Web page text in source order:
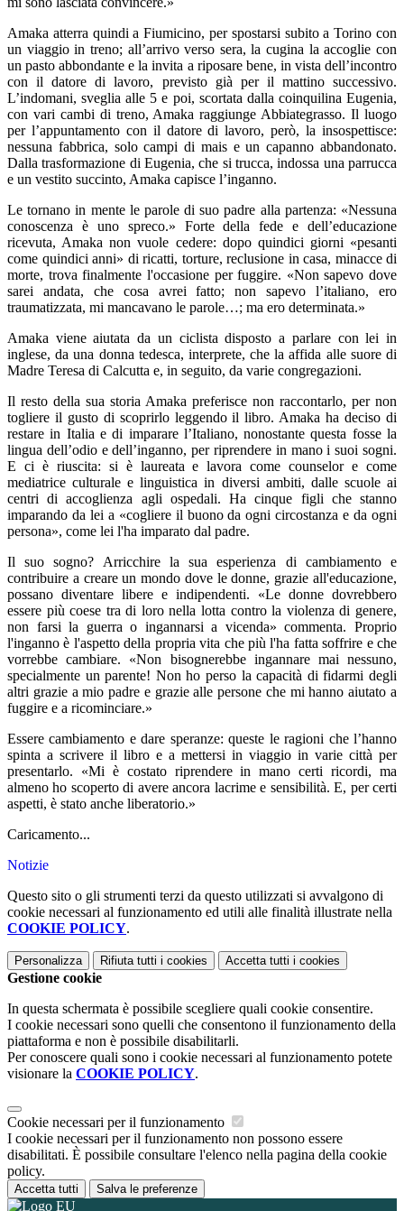
Amaka atterra quindi a Fiumicino, per spostarsi subito a Torino con
un viaggio in treno; all’arrivo verso sera, la cugina la accoglie con
un pasto abbondante e la invita a riposare bene, in vista dell’incontro
con il datore di lavoro, previsto già per il mattino successivo.
L’indomani, sveglia alle 5 e poi, scortata dalla coinquilina Eugenia,
con vari cambi di treno, Amaka raggiunge Abbiategrasso. Il luogo
per l’appuntamento con il datore di lavoro, però, la insospettisce:
nessuna fabbrica, solo campi di mais e un capanno abbandonato.
Dalla trasformazione di Eugenia, che si trucca, indossa una parrucca
e un vestito succinto, Amaka capisce l’inganno.
Le tornano in mente le parole di suo padre alla partenza: «Nessuna
conoscenza è uno spreco.» Forte della fede e dell’educazione
ricevuta, Amaka non vuole cedere: dopo quindici giorni «pesanti
come quindici anni» di ricatti, torture, reclusione in casa, minacce di
morte, trova finalmente l'occasione per fuggire. «Non sapevo dove
sarei andata, che cosa avrei fatto; non sapevo l’italiano, ero
traumatizzata, mi mancavano le parole…; ma ero determinata.»
Amaka viene aiutata da un ciclista disposto a parlare con lei in
inglese, da una donna tedesca, interprete, che la affida alle suore di
Madre Teresa di Calcutta e, in seguito, da varie congregazioni.
Il resto della sua storia Amaka preferisce non raccontarlo, per non
togliere il gusto di scoprirlo leggendo il libro. Amaka ha deciso di
restare in Italia e di imparare l’Italiano, nonostante questa fosse la
lingua dell’odio e dell’inganno, per riprendere in mano i suoi sogni.
E ci è riuscita: si è laureata e lavora come counselor e come
mediatrice culturale e linguistica in diversi ambiti, dalle scuole ai
centri di accoglienza agli ospedali. Ha cinque figli che stanno
imparando da lei a «cogliere il buono da ogni circostanza e da ogni
persona», come lei l'ha imparato dal padre.
Il suo sogno? Arricchire la sua esperienza di cambiamento e
contribuire a creare un mondo dove le donne, grazie all'educazione,
possano diventare libere e indipendenti. «Le donne dovrebbero
essere più coese tra di loro nella lotta contro la violenza di genere,
non farsi la guerra o ingannarsi a vicenda» commenta. Proprio
l'inganno è l'aspetto della propria vita che più l'ha fatta soffrire e che
vorrebbe cambiare. «Non bisognerebbe ingannare mai nessuno,
specialmente un parente! Non ho perso la capacità di fidarmi degli
altri grazie a mio padre e grazie alle persone che mi hanno aiutato a
fuggire e a ricominciare.»
Essere cambiamento e dare speranze: queste le ragioni che l’hanno
spinta a scrivere il libro e a mettersi in viaggio in varie città per
presentarlo. «Mi è costato riprendere in mano certi ricordi, ma
almeno ho scoperto di avere ancora lacrime e sensibilità. E, per certi
aspetti, è stato anche liberatorio.»
Caricamento...
Notizie
Questo sito o gli strumenti terzi da questo utilizzati si avvalgono di
cookie necessari al funzionamento ed utili alle finalità illustrate nella
COOKIE POLICY.
Personalizza Rifiuta tutti i cookies Accetta tutti i cookies
Gestione cookie
In questa schermata è possibile scegliere quali cookie consentire.
I cookie necessari sono quelli che consentono il funzionamento della
piattaforma e non è possibile disabilitarli.
Per conoscere quali sono i cookie necessari al funzionamento potete
visionare la COOKIE POLICY.
Cookie necessari per il funzionamento
I cookie necessari per il funzionamento non possono essere
disabilitati. È possibile consultare l'elenco nella pagina della cookie
policy.
Accetta tutti Salva le preferenze